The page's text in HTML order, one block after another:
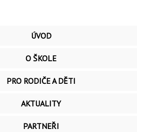
ÚVOD
O ŠKOLE
PRO RODIČE A DĚTI
AKTUALITY
PARTNEŘI